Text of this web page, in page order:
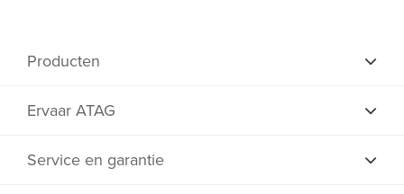
Producten
Ervaar ATAG
Service en garantie